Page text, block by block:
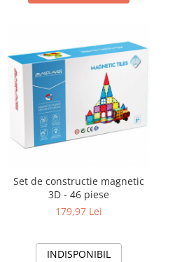
Set de constructie magnetic
3D - 46 piese
179,97 Lei
INDISPONIBIL